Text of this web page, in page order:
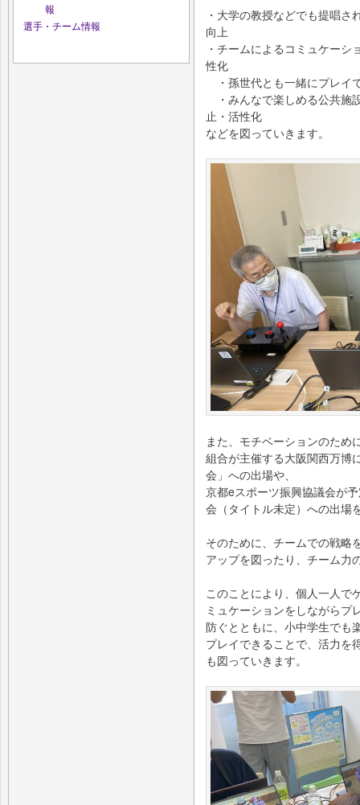
報
選手・チーム情報
・大学の教授などでも提唱
向上
・チームによるコミュケー
性化
・孫世代とも一緒にプレイ
・みんなで楽しめる公共施
止・活性化
などを図っていきます。
また、モチベーションのため
組合が主催する大阪関西万博
会」への出場や、
京都eスポーツ振興協議会が
会（タイトル未定）への出場
そのために、チームでの戦略
アップを図ったり、チーム力
このことにより、個人一人で
ミュケーションをしながらプ
防ぐとともに、小中学生でも
プレイできることで、活力を
も図っていきます。